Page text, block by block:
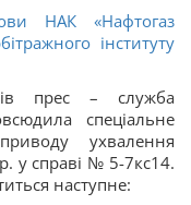
НАК «Нафтогаз
інституту
прес – служба
спеціальне
ухвалення
у справі № 5-7кс14.
наступне: